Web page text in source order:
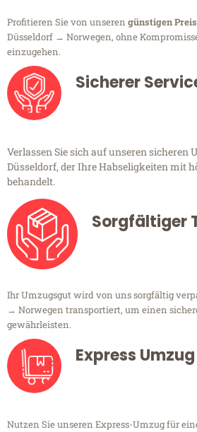
Profitieren Sie von unseren günstigen
Düsseldorf → Norwegen, ohne
einzugehen.
Sicherer
Verlassen Sie sich auf unseren sicheren
Düsseldorf, der Ihre Habseligkeiten mit
behandelt.
Sorgfältiger
Ihr Umzugsgut wird von uns sorgfältig
→ Norwegen transportiert, um einen
gewährleisten.
Express Umzug
Nutzen Sie unseren Express-Umzug für